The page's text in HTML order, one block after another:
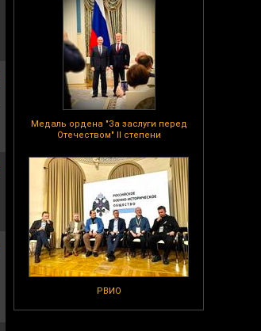
Медаль ордена "За заслуги перед
Отечеством" II степени
РВИО